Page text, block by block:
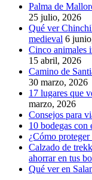
Palma de
25 julio, 2026
Qué ver
medieval 6
Cinco animales
15 abril, 2026
Camino de
30 marzo, 2026
17 lugares que
marzo, 2026
Consejos para
10 bodegas con
¿Cómo
Calzado de
ahorrar en tus
Qué ver en